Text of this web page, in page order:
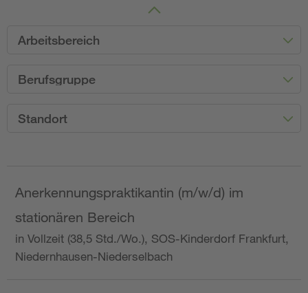
Arbeitsbereich
Berufsgruppe
Standort
Anerkennungspraktikantin (m/w/d) im
stationären Bereich
in Vollzeit (38,5 Std./Wo.), SOS-Kinderdorf Frankfurt,
Niedernhausen-Niederselbach